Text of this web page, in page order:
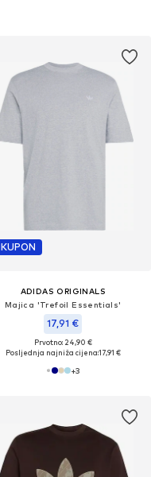
KUPON
ADIDAS ORIGINALS
Majica 'Trefoil Essentials'
17,91 €
Prvotno: 24,90 €
Posljednja najniža cijena:17,91 €
+3